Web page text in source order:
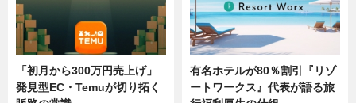
「初月から300万円売上げ」
発見型EC・Temuが切り拓く
有名ホテルが80％割引『リゾ
ートワークス』代表が語る旅